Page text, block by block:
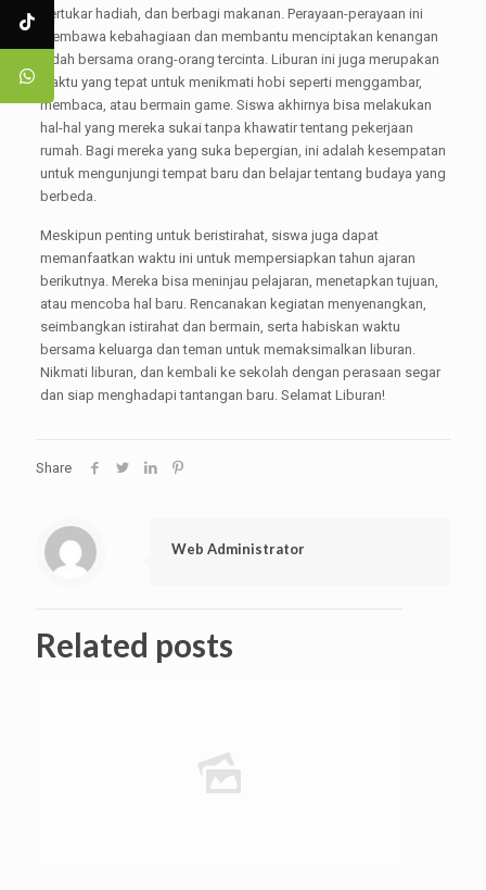
bertukar hadiah, dan berbagi makanan. Perayaan-perayaan ini
membawa kebahagiaan dan membantu menciptakan kenangan
indah bersama orang-orang tercinta. Liburan ini juga merupakan
waktu yang tepat untuk menikmati hobi seperti menggambar,
membaca, atau bermain game. Siswa akhirnya bisa melakukan
hal-hal yang mereka sukai tanpa khawatir tentang pekerjaan
rumah. Bagi mereka yang suka bepergian, ini adalah kesempatan
untuk mengunjungi tempat baru dan belajar tentang budaya yang
berbeda.
Meskipun penting untuk beristirahat, siswa juga dapat
memanfaatkan waktu ini untuk mempersiapkan tahun ajaran
berikutnya. Mereka bisa meninjau pelajaran, menetapkan tujuan,
atau mencoba hal baru. Rencanakan kegiatan menyenangkan,
seimbangkan istirahat dan bermain, serta habiskan waktu
bersama keluarga dan teman untuk memaksimalkan liburan.
Nikmati liburan, dan kembali ke sekolah dengan perasaan segar
dan siap menghadapi tantangan baru. Selamat Liburan!
Share
Web Administrator
Related posts